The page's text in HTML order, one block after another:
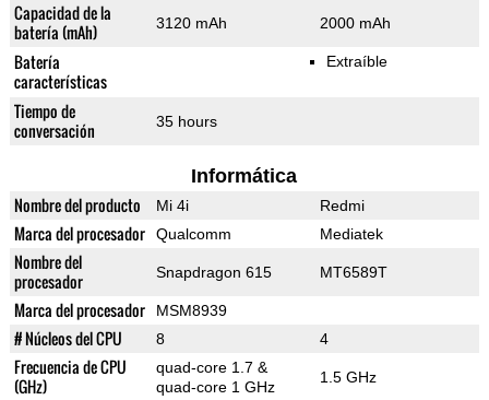
Capacidad de la
batería (mAh)
3120 mAh 2000 mAh
Batería
características
Extraíble
Tiempo de
conversación
35 hours
Informática
Nombre del producto Mi 4i Redmi
Marca del procesador Qualcomm Mediatek
Nombre del
procesador
Snapdragon 615 MT6589T
Marca del procesador MSM8939
# Núcleos del CPU 8 4
Frecuencia de CPU
(GHz)
quad-core 1.7 &
quad-core 1 GHz
1.5 GHz